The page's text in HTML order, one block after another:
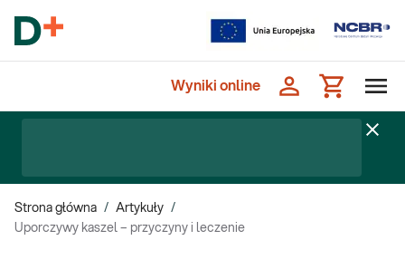
Wyniki online
Strona główna / Artykuły /
Uporczywy kaszel – przyczyny i leczenie